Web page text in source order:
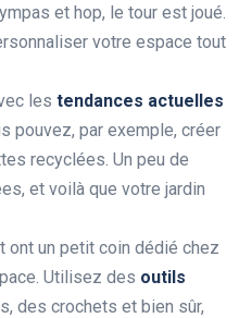
et hop, le tour est joué.
votre espace tout
les tendances actuelles
pouvez, par exemple, créer
recyclées. Un peu de
et voilà que votre jardin
ont un petit coin dédié chez
Utilisez des outils
des crochets et bien sûr,